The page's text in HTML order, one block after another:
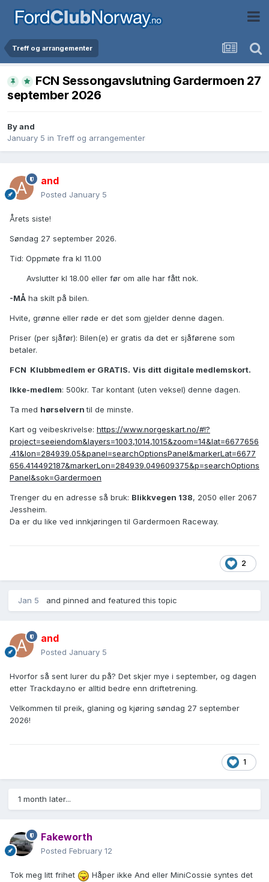
Treff og arrangementer
FCN Sessongavslutning Gardermoen 27
september 2026
Byand
January 5 in Treff og arrangementer
and
Posted January 5
Årets siste!
Søndag 27 september 2026.
Tid: Oppmøte fra kl 11.00
Avslutter kl 18.00 eller før om alle har fått nok.
-MÅ ha skilt på bilen.
Hvite, grønne eller røde er det som gjelder denne dagen.
Priser (per sjåfør): Bilen(e) er gratis da det er sjåførene som
betaler.
FCN Klubbmedlem er GRATIS. Vis ditt digitale medlemskort.
Ikke-medlem: 500kr. Tar kontant (uten veksel) denne dagen.
Ta med hørselverntil de minste.
Kart og veibeskrivelse: https://www.norgeskart.no/#!?
project=seeiendom&layers=1003,1014,1015&zoom=14&lat=6677656
.41&lon=284939.05&panel=searchOptionsPanel&markerLat=6677
656.414492187&markerLon=284939.049609375&p=searchOptions
Panel&sok=Gardermoen
Trenger du en adresse så bruk: Blikkvegen 138, 2050 eller 2067
Jessheim.
Da er du like ved innkjøringen til Gardermoen Raceway.
2
Jan 5 and pinned and featured this topic
and
Posted January 5
Hvorfor så sent lurer du på? Det skjer mye i september, og dagen
etter Trackday.no er alltid bedre enn driftetrening.
Velkommen til preik, glaning og kjøring søndag 27 september
2026!
1
1 month later...
Fakeworth
Posted February 12
Tok meg litt frihet
Håper ikke And eller MiniCossie syntes det